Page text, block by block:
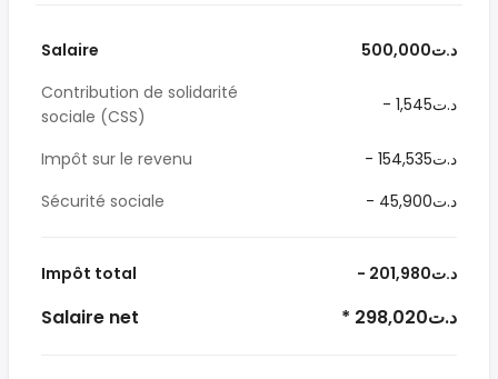
Salaire
500,000د.ت
Contribution de solidarité
sociale (CSS)
- 1,545د.ت
Impôt sur le revenu
- 154,535د.ت
Sécurité sociale
- 45,900د.ت
Impôt total - 201,980د.ت
Salaire net * 298,020د.ت